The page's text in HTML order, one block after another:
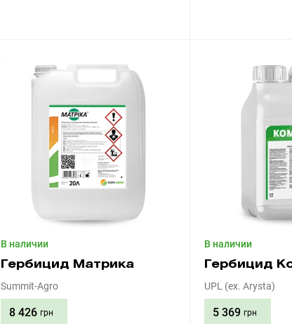
В наличии
Гербицид Матрика
Summit-Agro
8 426 грн
В наличии
Гербицид
UPL (ex. Arysta)
5 369 грн